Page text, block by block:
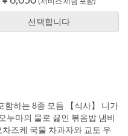
선택합니다
함하는 8종 모듬 【식사】 니가
누마의 물로 끓인 볶음밥 냄비
즈케 국물 차과자와 교토 우